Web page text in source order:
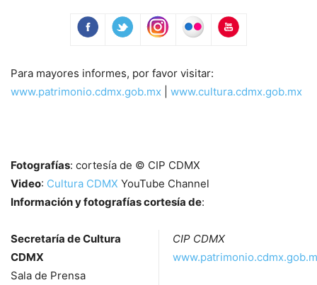
Para mayores informes, por favor visitar:
www.patrimonio.cdmx.gob.mx
www.cultura.cdmx.gob.mx
Fotografías: cortesía de © CIP CDMX
Video: Cultura CDMX YouTube Channel
Información y fotografías cortesía de:
Secretaría de Cultura
CDMX
Sala de Prensa
CIP CDMX